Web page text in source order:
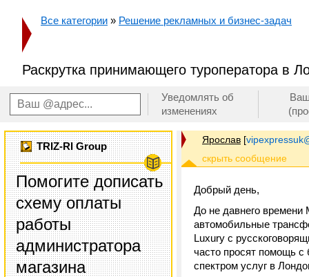
Все категории » Решение рекламных и бизнес-задач
Раскрутка принимающего туроператора в
Уведомлять об
изменениях
TRIZ-RI Group
Помогите дописать
схему оплаты
работы
администратора
магазина
Ярослав [
Добрый день,
До не давнего времени
автомобильные
Luxury с
часто просят помощь с
спектром услуг в